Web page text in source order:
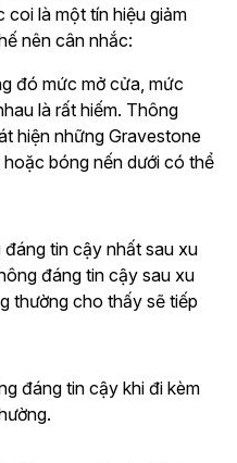
là một tín hiệu giảm
nên cân nhắc:
đó mức mở cửa, mức
là rất hiếm. Thông
hiện những Gravestone
bóng nến dưới có thể
tin cậy nhất sau xu
đáng tin cậy sau xu
thường cho thấy sẽ tiếp
đáng tin cậy khi đi kèm